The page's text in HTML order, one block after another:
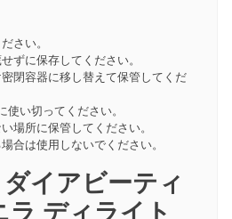
さい。
ずに保存してください。
閉容器に移し替えて保管してくだ
い切ってください。
場所に保管してください。
合は使用しないでください。
イアビーティ
ラ ディライト